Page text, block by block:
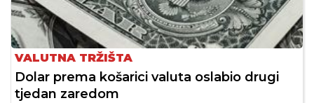
VALUTNA TRŽIŠTA
Dolar prema košarici valuta oslabio drugi
tjedan zaredom